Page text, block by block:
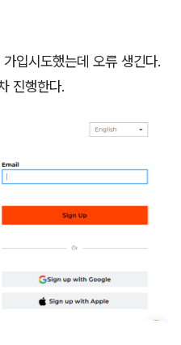
입시도했는데 오류 생긴다.
진행한다.